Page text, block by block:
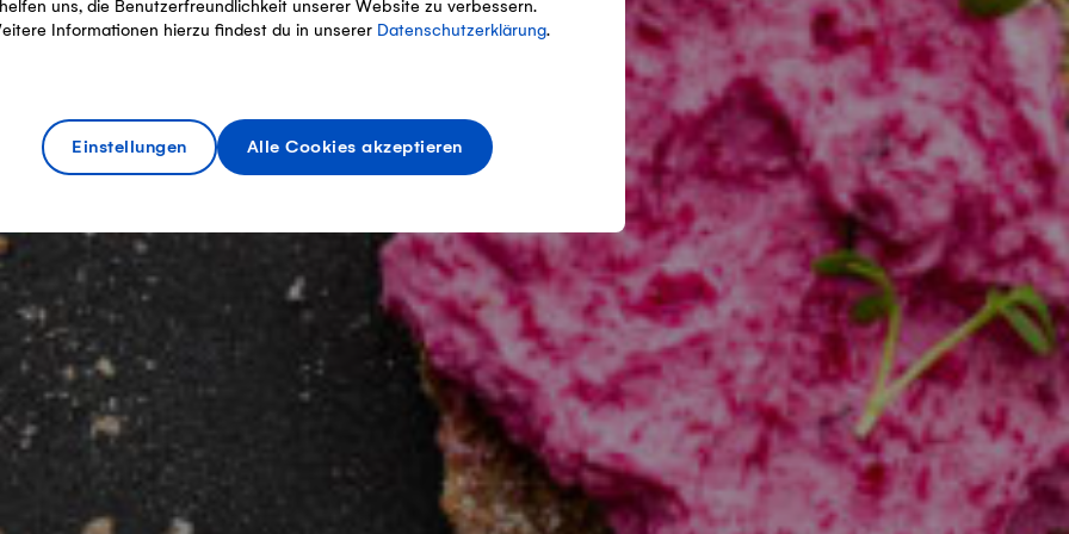
uns, die Benutzerfreundlichkeit unserer Website zu verbessern.
Informationen hierzu findest du in unserer Datenschutzerklärung.
Einstellungen Alle Cookies akzeptieren